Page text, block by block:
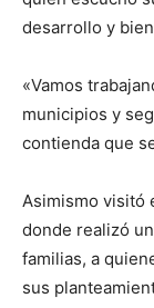
desarrollo y
«Vamos
municipios y
contienda que
Asimismo visitó
donde realizó
familias, a
sus